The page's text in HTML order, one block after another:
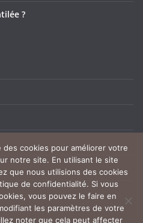
?
cookies pour améliorer votre
notre site. En utilisant le site
que nous utilisions des cookies
de confidentialité. Si vous
vous pouvez le faire en
les paramètres de votre
noter que cela peut affecter